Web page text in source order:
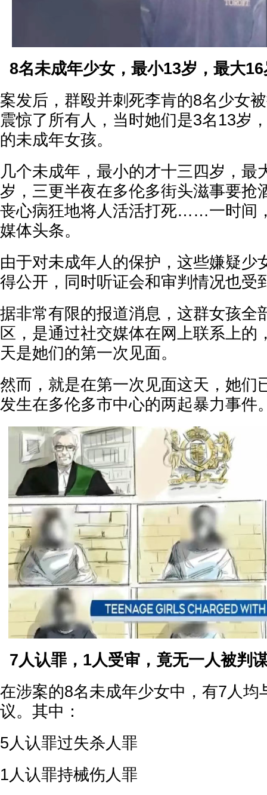
8名未成年少女，最小13岁，最大
案发后，群殴并刺死李肯的8名少女
震惊了所有人，当时她们是3名13岁
的未成年女孩。
几个未成年，最小的才十三四岁，最
岁，三更半夜在多伦多街头滋事要抢
丧心病狂地将人活活打死……一时间
媒体头条。
由于对未成年人的保护，这些嫌疑少
得公开，同时听证会和审判情况也受
据非常有限的报道消息，这群女孩全
区，是通过社交媒体在网上联系上的
天是她们的第一次见面。
然而，就是在第一次见面这天，她们
发生在多伦多市中心的两起暴力事件
7人认罪，1人受审，竟无一人被判
在涉案的8名未成年少女中，有7人均
议。其中：
5人认罪过失杀人罪
1人认罪持械伤人罪